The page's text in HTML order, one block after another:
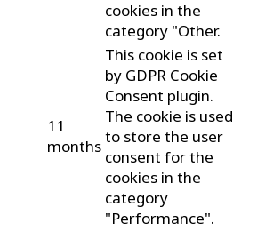
cookies in the
category "Other.
11
months
This cookie is set
by GDPR Cookie
Consent plugin.
The cookie is used
to store the user
consent for the
cookies in the
category
"Performance".